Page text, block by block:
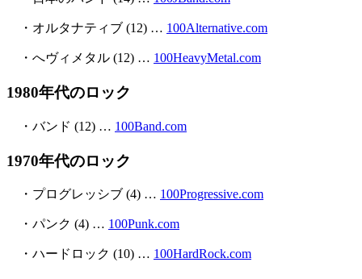
・オルタナティブ (12) … 100Alternative.com
・へヴィメタル (12) … 100HeavyMetal.com
1980年代のロック
・バンド (12) … 100Band.com
1970年代のロック
・プログレッシブ (4) … 100Progressive.com
・パンク (4) … 100Punk.com
・ハードロック (10) … 100HardRock.com